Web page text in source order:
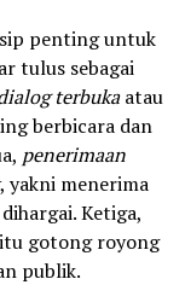
penting untuk
tulus sebagai
terbukaatau
berbicara dan
penerimaan
, yakni menerima
Ketiga,
gotong royong
publik.